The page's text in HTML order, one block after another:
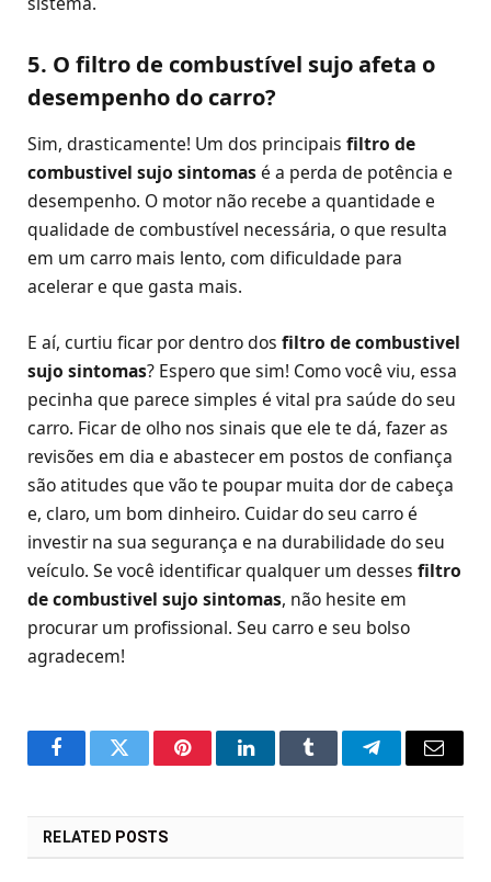
5. O filtro de combustível sujo afeta o
desempenho do carro?
Sim, drasticamente! Um dos principais filtro de
combustivel sujo sintomasé a perda de potência e
desempenho. O motor não recebe a quantidade e
qualidade de combustível necessária, o que resulta
em um carro mais lento, com dificuldade para
acelerar e que gasta mais.
E aí, curtiu ficar por dentro dos filtro de combustivel
sujo sintomas? Espero que sim! Como você viu, essa
pecinha que parece simples é vital pra saúde do seu
carro. Ficar de olho nos sinais que ele te dá, fazer as
revisões em dia e abastecer em postos de confiança
são atitudes que vão te poupar muita dor de cabeça
e, claro, um bom dinheiro. Cuidar do seu carro é
investir na sua segurança e na durabilidade do seu
veículo. Se você identificar qualquer um desses filtro
de combustivel sujo sintomas, não hesite em
procurar um profissional. Seu carro e seu bolso
agradecem!
FacebookTwitter PinterestLinkedInTumblr TelegramEmail
RELATED POSTS